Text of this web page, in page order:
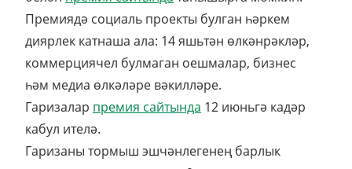
Премиядә социаль проекты булган һәркем
диярлек катнаша ала: 14 яшьтән өлкәнрәкләр,
коммерциячел булмаган оешмалар, бизнес
һәм медиа өлкәләре вәкилләре.
Гаризалар премия сайтында 12 июньгә кадәр
кабул ителә.
Гаризаны тормыш эшчәнлегенең барлык